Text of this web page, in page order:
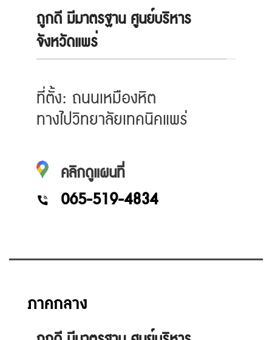
ถูกดี มีมาตรฐาน ศูนย์บริหาร
จังหวัดแพร่
ที่ตั้ง: ถนนเหมืองหิต
ทางไปวิทยาลัยเทคนิคแพร่
คลิกดูแผนที่
065-519-4834
ภาคกลาง